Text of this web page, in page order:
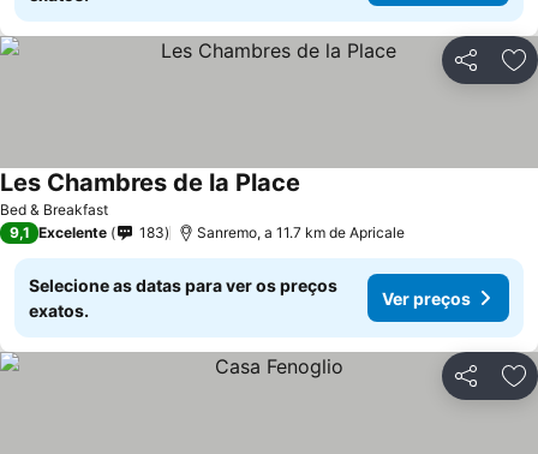
Partilhar
Bed & Breakfast
Les Chambres de la Place
9,1 Excelente 183 Sanremo, a 11.7 km de Apricale
Selecione as datas para ver os preços
exatos.
Ver preços
Partilhar